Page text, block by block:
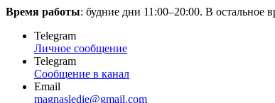
Время работы: будние дни 11:00–20:00. В остальное
Telegram
Личное сообщение
Telegram
Сообщение в канал
Email
magnasledie@gmail.com